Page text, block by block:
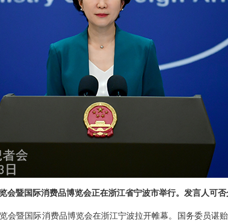
暨国际消费品博览会正在浙江省宁波市举行。发言人可否
会暨国际消费品博览会在浙江宁波拉开帷幕。国务委员谌